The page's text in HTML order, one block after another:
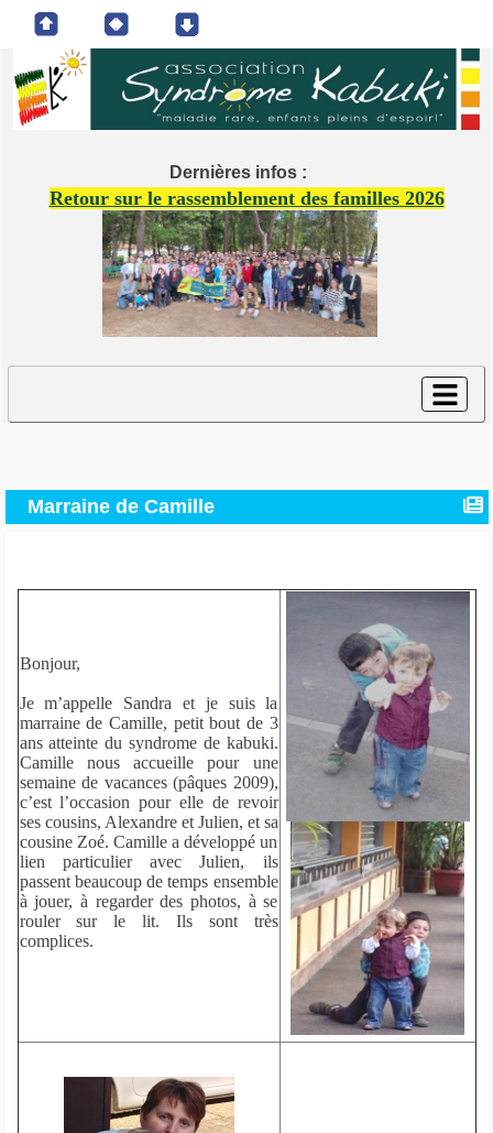
Dernières infos :
Retour sur le rassemblement des familles 2026
Marraine de Camille
Bonjour,
Je m’appelle Sandra et je suis la
marraine de Camille, petit bout de 3
ans atteinte du syndrome de kabuki.
Camille nous accueille pour une
semaine de vacances (pâques 2009),
c’est l’occasion pour elle de revoir
ses cousins, Alexandre et Julien, et sa
cousine Zoé. Camille a développé un
lien particulier avec Julien, ils
passent beaucoup de temps ensemble
à jouer, à regarder des photos, à se
rouler sur le lit. Ils sont très
complices.